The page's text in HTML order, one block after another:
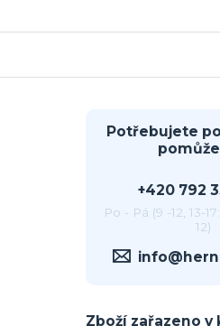
Potřebujete
+420 792
Po - Pá (9 -12, 13-
12)
Zboží zařazeno